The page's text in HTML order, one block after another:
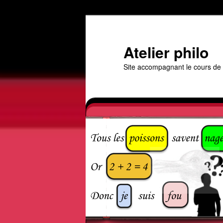
Atelier philo
Site accompagnant le cours